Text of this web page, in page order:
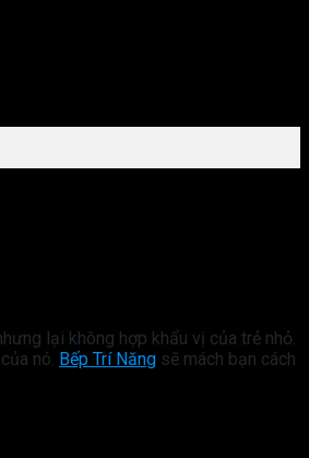
lại không hợp khẩu vị của trẻ nhỏ.
nó. Bếp Trí Năng sẽ mách bạn cách